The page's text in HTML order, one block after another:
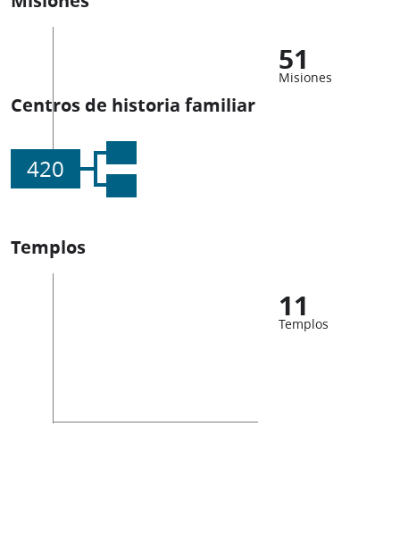
51
Misiones
Centros de historia familiar
420
Templos
11
Templos